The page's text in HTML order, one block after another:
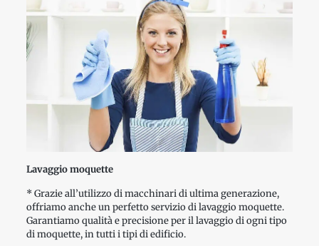
Lavaggio moquette
* Grazie all’utilizzo di macchinari di ultima generazione,
offriamo anche un perfetto servizio di lavaggio moquette.
Garantiamo qualità e precisione per il lavaggio di ogni tipo
di moquette, in tutti i tipi di edificio.